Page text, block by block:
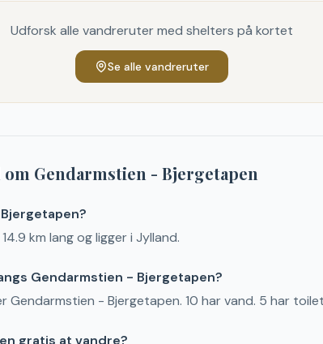
Udforsk alle vandreruter med shelters på kortet
Se alle vandreruter
Gendarmstien - Bjergetapen
km lang og ligger i Jylland.
Gendarmstien - Bjergetapen?
Gendarmstien - Bjergetapen. 10 har vand. 5 har
gratis at vandre?